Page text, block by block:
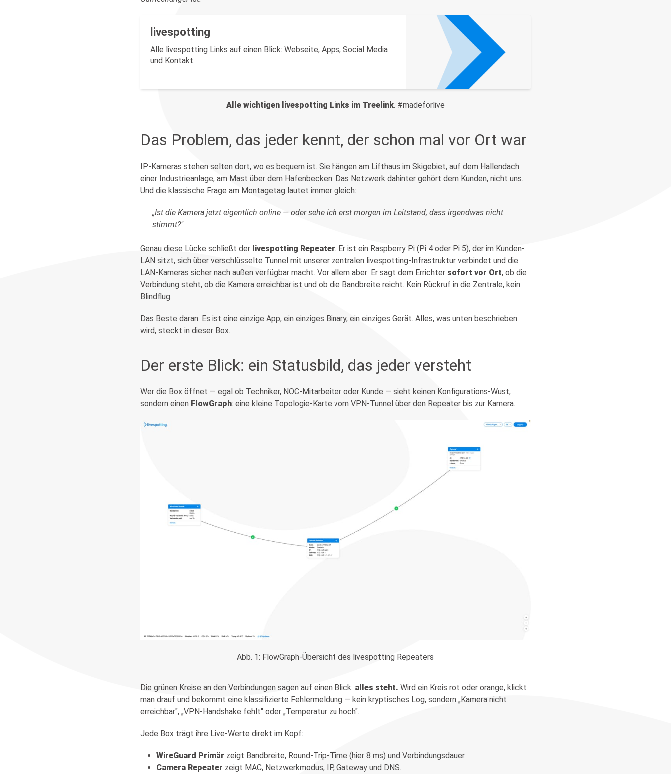
livespotting
Alle livespotting Links auf einen Blick: Webseite, Apps, Social Media
und Kontakt.
Alle wichtigen livespotting Links im Treelink. #madeforlive
Das Problem, das jeder kennt, der schon mal vor Ort war
IP-Kameras stehen selten dort, wo es bequem ist. Sie hängen am Lifthaus im Skigebiet, auf dem Hallendach
einer Industrieanlage, am Mast über dem Hafenbecken. Das Netzwerk dahinter gehört dem Kunden, nicht uns.
Und die klassische Frage am Montagetag lautet immer gleich:
„Ist die Kamera jetzt eigentlich online — oder sehe ich erst morgen im Leitstand, dass irgendwas nicht
stimmt?"
Genau diese Lücke schließt der livespotting Repeater. Er ist ein Raspberry Pi (Pi 4 oder Pi 5), der im Kunden-
LAN sitzt, sich über verschlüsselte Tunnel mit unserer zentralen livespotting-Infrastruktur verbindet und die
LAN-Kameras sicher nach außen verfügbar macht. Vor allem aber: Er sagt dem Errichter sofort vor Ort, ob die
Verbindung steht, ob die Kamera erreichbar ist und ob die Bandbreite reicht. Kein Rückruf in die Zentrale, kein
Blindflug.
Das Beste daran: Es ist eine einzige App, ein einziges Binary, ein einziges Gerät. Alles, was unten beschrieben
wird, steckt in dieser Box.
Der erste Blick: ein Statusbild, das jeder versteht
Wer die Box öffnet — egal ob Techniker, NOC-Mitarbeiter oder Kunde — sieht keinen Konfigurations-Wust,
sondern einen FlowGraph: eine kleine Topologie-Karte vom VPN-Tunnel über den Repeater bis zur Kamera.
Abb. 1: FlowGraph-Übersicht des livespotting Repeaters
Die grünen Kreise an den Verbindungen sagen auf einen Blick: alles steht. Wird ein Kreis rot oder orange, klickt
man drauf und bekommt eine klassifizierte Fehlermeldung — kein kryptisches Log, sondern „Kamera nicht
erreichbar", „VPN-Handshake fehlt" oder „Temperatur zu hoch".
Jede Box trägt ihre Live-Werte direkt im Kopf:
WireGuard Primär zeigt Bandbreite, Round-Trip-Time (hier 8 ms) und Verbindungsdauer.
Camera Repeater zeigt MAC, Netzwerkmodus, IP, Gateway und DNS.